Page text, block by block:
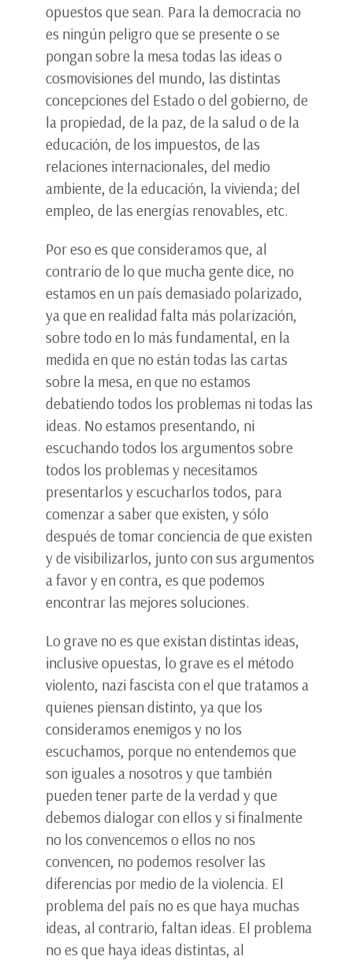
opuestos que sean. Para la democracia no
es ningún peligro que se presente o se
pongan sobre la mesa todas las ideas o
cosmovisiones del mundo, las distintas
concepciones del Estado o del gobierno, de
la propiedad, de la paz, de la salud o de la
educación, de los impuestos, de las
relaciones internacionales, del medio
ambiente, de la educación, la vivienda; del
empleo, de las energías renovables, etc.
Por eso es que consideramos que, al
contrario de lo que mucha gente dice, no
estamos en un país demasiado polarizado,
ya que en realidad falta más polarización,
sobre todo en lo más fundamental, en la
medida en que no están todas las cartas
sobre la mesa, en que no estamos
debatiendo todos los problemas ni todas las
ideas. No estamos presentando, ni
escuchando todos los argumentos sobre
todos los problemas y necesitamos
presentarlos y escucharlos todos, para
comenzar a saber que existen, y sólo
después de tomar conciencia de que existen
y de visibilizarlos, junto con sus argumentos
a favor y en contra, es que podemos
encontrar las mejores soluciones.
Lo grave no es que existan distintas ideas,
inclusive opuestas, lo grave es el método
violento, nazi fascista con el que tratamos a
quienes piensan distinto, ya que los
consideramos enemigos y no los
escuchamos, porque no entendemos que
son iguales a nosotros y que también
pueden tener parte de la verdad y que
debemos dialogar con ellos y si finalmente
no los convencemos o ellos no nos
convencen, no podemos resolver las
diferencias por medio de la violencia. El
problema del país no es que haya muchas
ideas, al contrario, faltan ideas. El problema
no es que haya ideas distintas, al